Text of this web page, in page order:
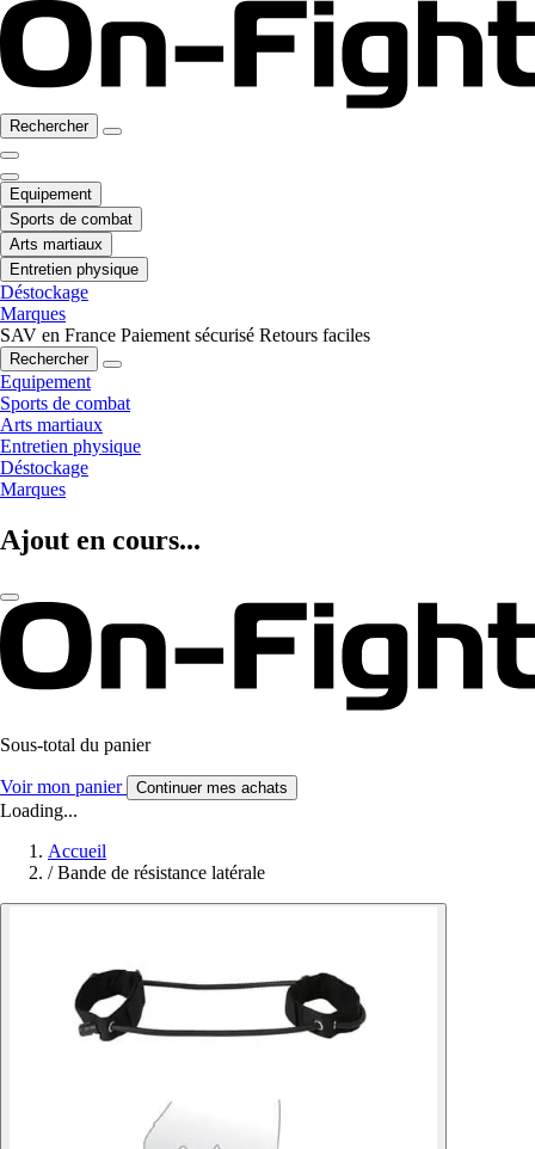
Rechercher
Equipement
Sports de combat
Arts martiaux
Entretien physique
Déstockage
Marques
SAV en France Paiement sécurisé Retours faciles
Rechercher
Equipement
Sports de combat
Arts martiaux
Entretien physique
Déstockage
Marques
Ajout en cours...
Sous-total du panier
Voir mon panier Continuer mes achats
Loading...
Accueil
/ Bande de résistance latérale